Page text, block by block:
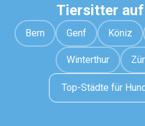
Tiersitter
Bern Genf Köniz
Winterthur
Top-Städte für